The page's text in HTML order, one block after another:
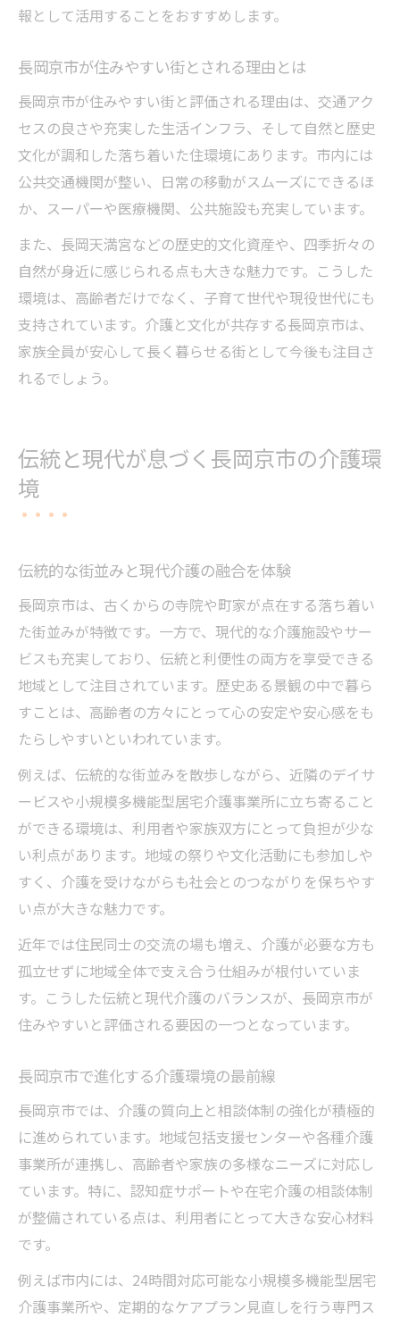
報として活用することをおすすめします。
長岡京市が住みやすい街とされる理由とは
長岡京市が住みやすい街と評価される理由は、交通アク
セスの良さや充実した生活インフラ、そして自然と歴史
文化が調和した落ち着いた住環境にあります。市内には
公共交通機関が整い、日常の移動がスムーズにできるほ
か、スーパーや医療機関、公共施設も充実しています。
また、長岡天満宮などの歴史的文化資産や、四季折々の
自然が身近に感じられる点も大きな魅力です。こうした
環境は、高齢者だけでなく、子育て世代や現役世代にも
支持されています。介護と文化が共存する長岡京市は、
家族全員が安心して長く暮らせる街として今後も注目さ
れるでしょう。
伝統と現代が息づく長岡京市の介護環
境
伝統的な街並みと現代介護の融合を体験
長岡京市は、古くからの寺院や町家が点在する落ち着い
た街並みが特徴です。一方で、現代的な介護施設やサー
ビスも充実しており、伝統と利便性の両方を享受できる
地域として注目されています。歴史ある景観の中で暮ら
すことは、高齢者の方々にとって心の安定や安心感をも
たらしやすいといわれています。
例えば、伝統的な街並みを散歩しながら、近隣のデイサ
ービスや小規模多機能型居宅介護事業所に立ち寄ること
ができる環境は、利用者や家族双方にとって負担が少な
い利点があります。地域の祭りや文化活動にも参加しや
すく、介護を受けながらも社会とのつながりを保ちやす
い点が大きな魅力です。
近年では住民同士の交流の場も増え、介護が必要な方も
孤立せずに地域全体で支え合う仕組みが根付いていま
す。こうした伝統と現代介護のバランスが、長岡京市が
住みやすいと評価される要因の一つとなっています。
長岡京市で進化する介護環境の最前線
長岡京市では、介護の質向上と相談体制の強化が積極的
に進められています。地域包括支援センターや各種介護
事業所が連携し、高齢者や家族の多様なニーズに対応し
ています。特に、認知症サポートや在宅介護の相談体制
が整備されている点は、利用者にとって大きな安心材料
です。
例えば市内には、24時間対応可能な小規模多機能型居宅
介護事業所や、定期的なケアプラン見直しを行う専門ス